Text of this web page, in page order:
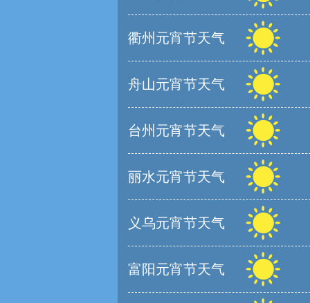
衢州元宵节天气
舟山元宵节天气
台州元宵节天气
丽水元宵节天气
义乌元宵节天气
富阳元宵节天气